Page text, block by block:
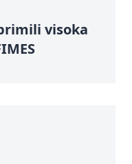
visoka